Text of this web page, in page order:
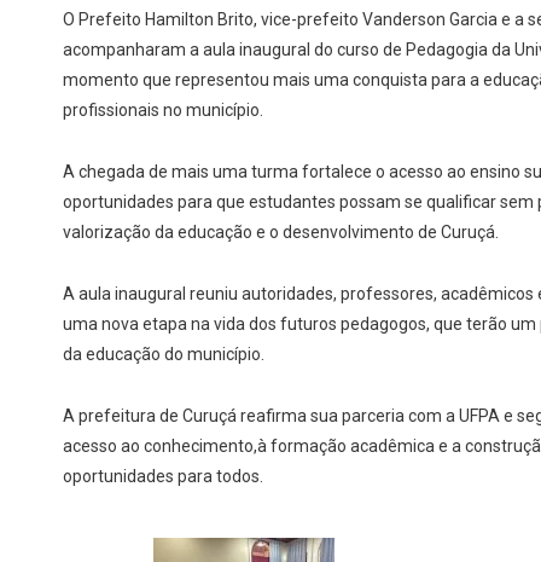
O Prefeito Hamilton Brito, vice-prefeito Vanderson Garcia e a
acompanharam a aula inaugural do curso de Pedagogia da
momento que representou mais uma conquista para a
profissionais no município.
A chegada de mais uma turma fortalece o acesso ao ensino
oportunidades para que estudantes possam se qualificar sem
valorização da educação e o desenvolvimento de Curuçá.
A aula inaugural reuniu autoridades, professores, acadêmicos
uma nova etapa na vida dos futuros pedagogos, que terão
da educação do município.
A prefeitura de Curuçá reafirma sua parceria com a UFPA e
acesso ao conhecimento,à formação acadêmica e a
oportunidades para todos.